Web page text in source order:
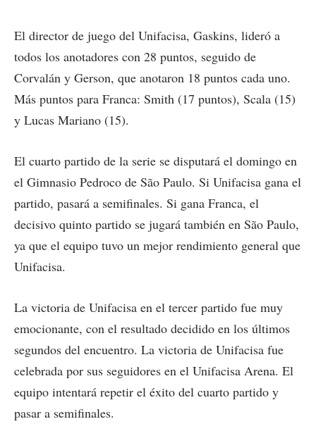
El director de juego del Unifacisa, Gaskins, lideró a
todos los anotadores con 28 puntos, seguido de
Corvalán y Gerson, que anotaron 18 puntos cada uno.
Más puntos para Franca: Smith (17 puntos), Scala (15)
y Lucas Mariano (15).
El cuarto partido de la serie se disputará el domingo en
el Gimnasio Pedroco de São Paulo. Si Unifacisa gana el
partido, pasará a semifinales. Si gana Franca, el
decisivo quinto partido se jugará también en São Paulo,
ya que el equipo tuvo un mejor rendimiento general que
Unifacisa.
La victoria de Unifacisa en el tercer partido fue muy
emocionante, con el resultado decidido en los últimos
segundos del encuentro. La victoria de Unifacisa fue
celebrada por sus seguidores en el Unifacisa Arena. El
equipo intentará repetir el éxito del cuarto partido y
pasar a semifinales.